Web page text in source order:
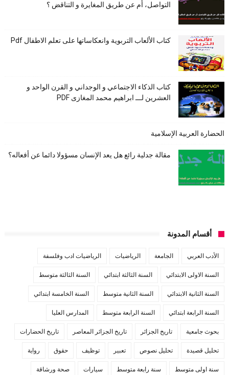
التواصل، أم عن طريق المغايرة و التناقض ؟
كتاب الألعاب التربوية وانعكاساتها على تعلم الاطفال Pdf
كتاب الذكاء الاجتماعي و الوجداني و القرن الواحد و
العشرين لـــ ابراهيم محمد المغازى PDF
الحضارة العربية الإسلامية
مقالة جدلية رائع هل يعد الإنسان مسؤولا دائما عن أفعاله؟
أقسام المدونة
الأدب العربي الجامعة الرياضيات الرياضيات ادب وفلسفة
السنة الاولى الابتدائي السنة الثالثة ابتدائي السنة الثالثة متوسط
السنة الثانية الابتدائي السنة الثانية متوسط السنة الخامسة ابتدائي
السنة الرابعة ابتدائي السنة الرابعة متوسط المدارس العليا
بحوث جامعية تاريخ الجزائر تاريخ الجزائر المعاصر تاريخ الحضارات
تحليل قصيدة تحليل نصوص تعبير توظيف حقوق رواية
سنة اولى متوسط سنة رابعة متوسط سيارات صحة ورشاقة